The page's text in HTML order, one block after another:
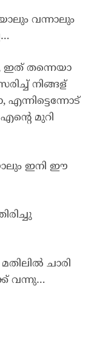
വന്നാലും
ഇത് തന്നെയാ
നിങ്ങള്
എന്നിട്ടെന്നോട്
മുറി
ഇനി ഈ
ചാരി
വന്നു…